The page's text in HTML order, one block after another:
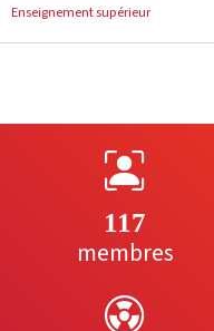
Enseignement supérieur
117
membres